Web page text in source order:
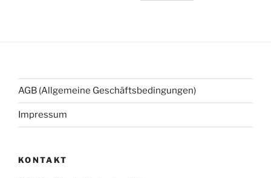
AGB (Allgemeine Geschäftsbedingungen)
Impressum
KONTAKT